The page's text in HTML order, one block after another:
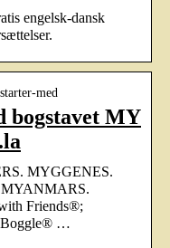
engelsk-dansk
med
bogstavet MY
MYGGENES.
Friends®;
Boggle® …